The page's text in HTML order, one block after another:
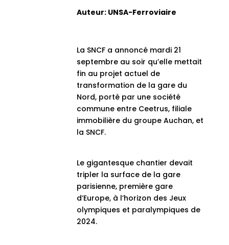
Auteur: UNSA-Ferroviaire
La SNCF a annoncé mardi 21
septembre au soir qu’elle mettait
fin au projet actuel de
transformation de la gare du
Nord, porté par une société
commune entre Ceetrus, filiale
immobilière du groupe Auchan, et
la SNCF.
Le gigantesque chantier devait
tripler la surface de la gare
parisienne, première gare
d’Europe, à l’horizon des Jeux
olympiques et paralympiques de
2024.